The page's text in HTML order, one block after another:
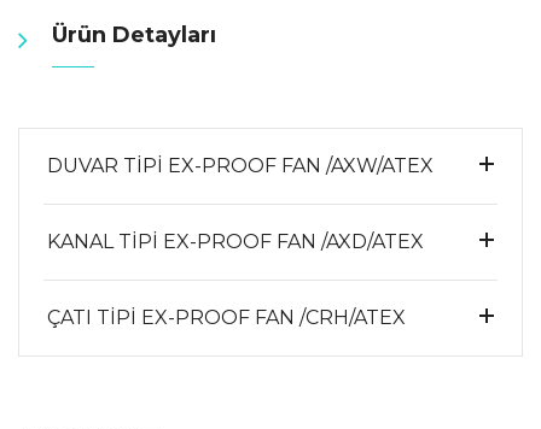
Ürün Detayları
DUVAR TİPİ EX-PROOF FAN /AXW/ATEX
KANAL TİPİ EX-PROOF FAN /AXD/ATEX
ÇATI TİPİ EX-PROOF FAN /CRH/ATEX